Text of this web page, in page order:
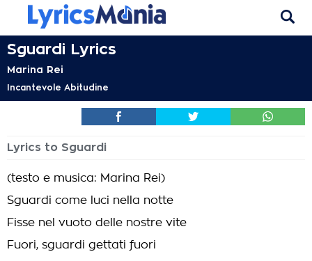
Sguardi Lyrics
Marina Rei
Incantevole Abitudine
Lyrics to Sguardi
(testo e musica: Marina Rei)
Sguardi come luci nella notte
Fisse nel vuoto delle nostre vite
Fuori, sguardi gettati fuori